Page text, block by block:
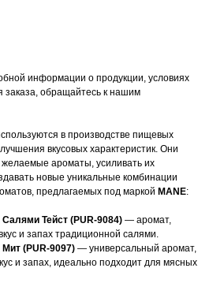
информации о продукции, условиях
заказа, обращайтесь к нашим
в производстве пищевых
вкусовых характеристик. Они
желаемые ароматы, усиливать их
новые уникальные комбинации
предлагаемых под маркой MANE:
Тейст (PUR-9084) — аромат,
и запах традиционной салями.
(PUR-9097) — универсальный аромат,
и запах, идеально подходит для мясных